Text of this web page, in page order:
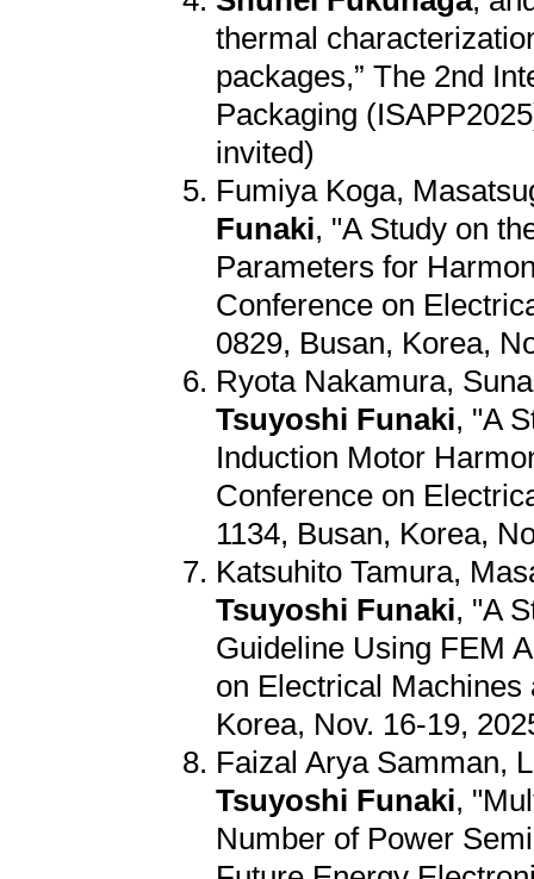
thermal
packages,” The 2nd
Packaging
invited)
Fumiya Koga,
Funaki, "A Study on
Parameters for
Conference on
0829, Busan, Korea,
Ryota Nakamura,
Tsuyoshi Funaki, "A
Induction Motor
Conference on
1134, Busan, Korea,
Katsuhito Tamura,
Tsuyoshi Funaki, "A
Guideline Using FEM
on Electrical
Korea, Nov. 16-19,
Faizal Arya Samman,
Tsuyoshi Funaki,
Number of Power